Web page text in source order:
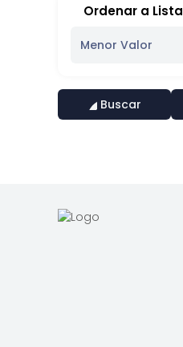
Ordenar a Lista
Buscar